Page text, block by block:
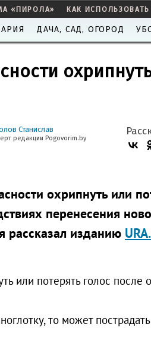
«ПИРОЛА» КАК ИСПОЛЬЗОВАТЬ
ДАЧА, САД, ОГОРОД
Станислав
редакции Pogovorim.by
охрипнуть или
перенесения
рассказал изданию
то может